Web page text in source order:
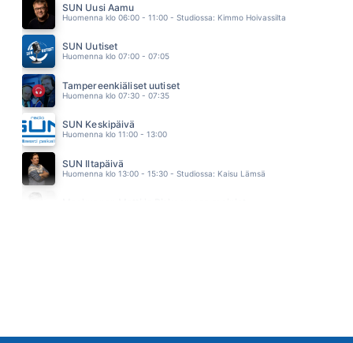
MAARIT
09.12
DINGO
09.07
MIKKO HARJU
09.03
JUHA TAPIO
08.55
SMOKIE
08.51
SUN Uusi Aamu
Huomenna klo 06:00 - 11:00 - Studiossa: Kimmo Hoivassilta
SUN Uutiset
Huomenna klo 07:00 - 07:05
Tampereenkiäliset uutiset
Huomenna klo 07:30 - 07:35
SUN Keskipäivä
Huomenna klo 11:00 - 13:00
SUN Iltapäivä
Huomenna klo 13:00 - 15:30 - Studiossa: Kaisu Lämsä